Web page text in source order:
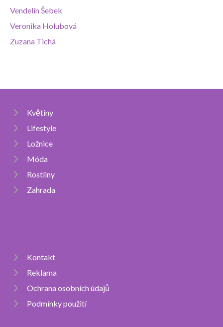
Vendelín Šebek
Veronika Holubová
Zuzana Tichá
Květiny
Lifestyle
Ložnice
Móda
Rostliny
Zahrada
Kontakt
Reklama
Ochrana osobních údajů
Podmínky použití